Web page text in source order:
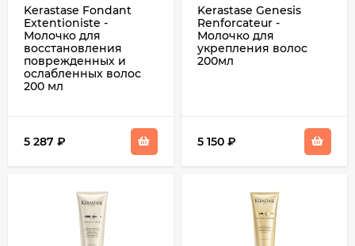
Kerastase Fondant
Extentioniste -
Молочко для
восстановления
поврежденных и
ослабленных волос
200 мл
5 287 ₽
Kerastase Genesis
Renforcateur -
Молочко для
укрепления волос
200мл
5 150 ₽